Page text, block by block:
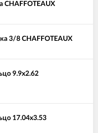
CHAFFOTEAUX
3/8 CHAFFOTEAUX
9.9x2.62
17.04x3.53